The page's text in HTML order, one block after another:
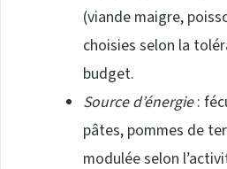
(viande maigre,
choisies selon la
budget.
Source d’énergie:
pâtes, pommes de
modulée selon